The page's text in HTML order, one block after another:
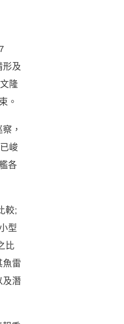
形及
隆
。
，
峻
各
較;
型
比
魚雷
及潛